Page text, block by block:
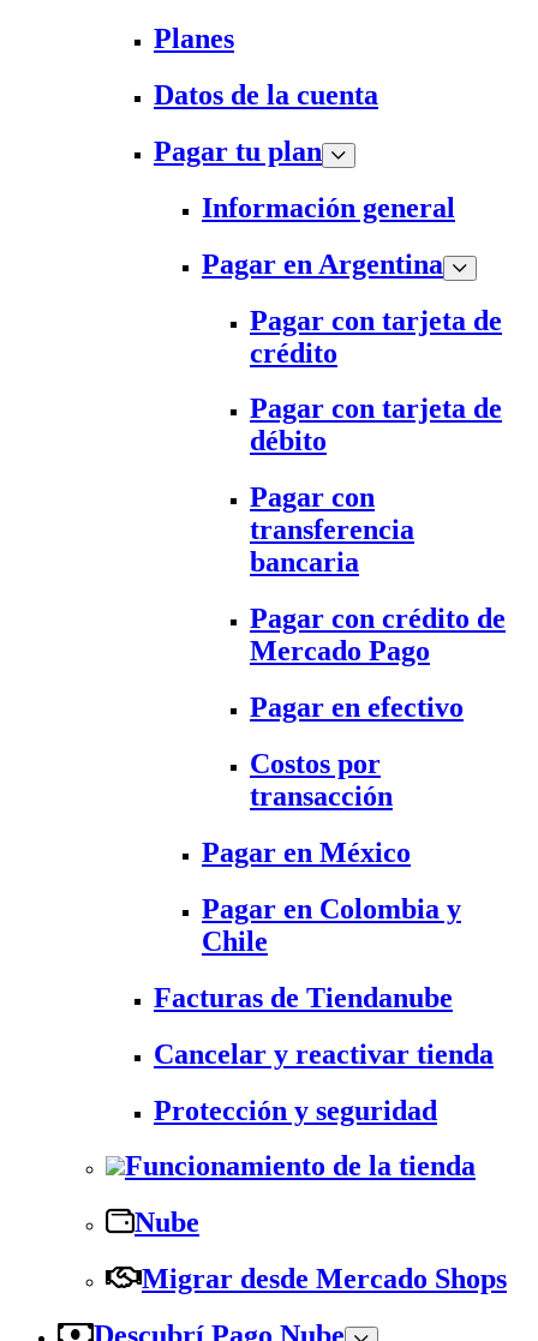
Planes
Datos de la cuenta
Pagar tu plan
Información general
Pagar en Argentina
Pagar con tarjeta de
crédito
Pagar con tarjeta de
débito
Pagar con
transferencia
bancaria
Pagar con crédito de
Mercado Pago
Pagar en efectivo
Costos por
transacción
Pagar en México
Pagar en Colombia y
Chile
Facturas de Tiendanube
Cancelar y reactivar tienda
Protección y seguridad
Funcionamiento de la tienda
Nube
Migrar desde Mercado Shops